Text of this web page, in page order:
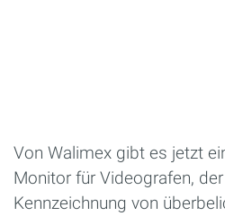
Von Walimex gibt es jetzt
Monitor für Videografen,
Kennzeichnung von